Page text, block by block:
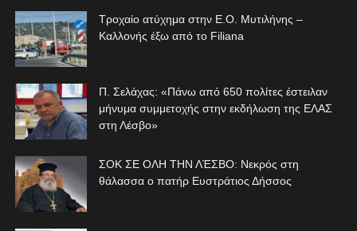
Τροχαίο ατύχημα στην Ε.Ο. Μυτιλήνης –
Καλλονής έξω από το Filiana
Π. Σελάχας: «Πάνω από 650 πολίτες έστειλαν
μήνυμα συμμετοχής στην εκδήλωση της ΕΛΑΣ
στη Λέσβο»
ΣΟΚ ΣΕ ΟΛΗ ΤΗΝ ΛΈΣΒΟ: Νεκρός στη
θάλασσα ο πατήρ Ευστράτιος Δήσσος